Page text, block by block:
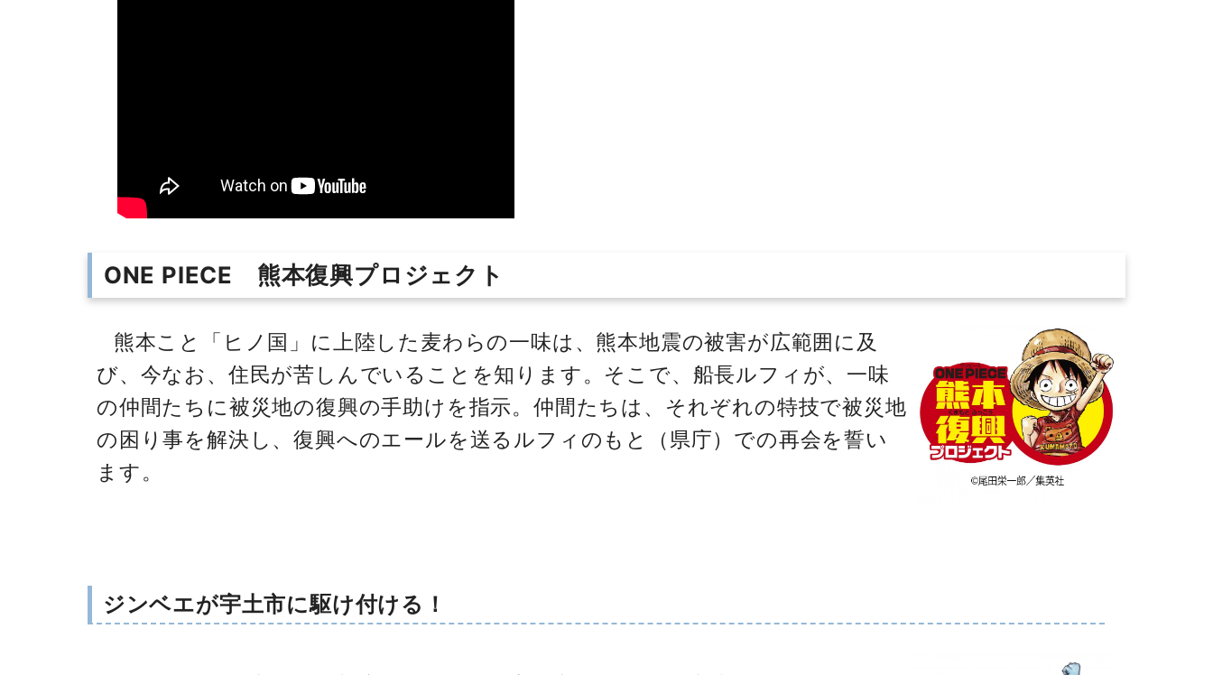
ONE PIECE 熊本復興プロジェクト
熊本こと「ヒノ国」に上陸した麦わらの一味は、熊本地震の被害が広範囲に及
び、今なお、住民が苦しんでいることを知ります。そこで、船長ルフィが、一味
の仲間たちに被災地の復興の手助けを指示。仲間たちは、それぞれの特技で被災地
の困り事を解決し、復興へのエールを送るルフィのもと（県庁）での再会を誓い
ます。
ジンベエが宇土市に駆け付ける！